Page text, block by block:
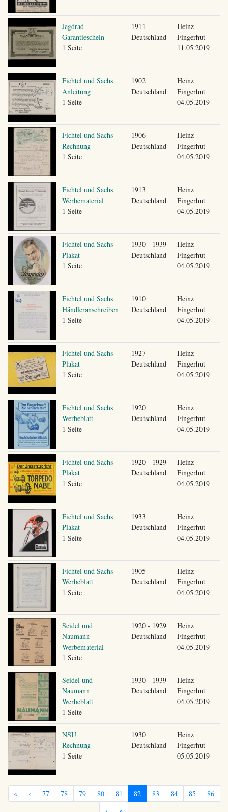
Jagdrad
Garantieschein
1 Seite
1911
Deutschland
Heinz
Fingerhut
11.05.2019
Fichtel und Sachs
Anleitung
1 Seite
1902
Deutschland
Heinz
Fingerhut
04.05.2019
Fichtel und Sachs
Rechnung
1 Seite
1906
Deutschland
Heinz
Fingerhut
04.05.2019
Fichtel und Sachs
Werbematerial
1 Seite
1913
Deutschland
Heinz
Fingerhut
04.05.2019
Fichtel und Sachs
Plakat
1 Seite
1930 - 1939
Deutschland
Heinz
Fingerhut
04.05.2019
Fichtel und Sachs
Händleranschreiben
1 Seite
1910
Deutschland
Heinz
Fingerhut
04.05.2019
Fichtel und Sachs
Plakat
1 Seite
1927
Deutschland
Heinz
Fingerhut
04.05.2019
Fichtel und Sachs
Werbeblatt
1 Seite
1920
Deutschland
Heinz
Fingerhut
04.05.2019
Fichtel und Sachs
Plakat
1 Seite
1920 - 1929
Deutschland
Heinz
Fingerhut
04.05.2019
Fichtel und Sachs
Plakat
1 Seite
1933
Deutschland
Heinz
Fingerhut
04.05.2019
Fichtel und Sachs
Werbeblatt
1 Seite
1905
Deutschland
Heinz
Fingerhut
04.05.2019
Seidel und
Naumann
Werbematerial
1 Seite
1920 - 1929
Deutschland
Heinz
Fingerhut
04.05.2019
Seidel und
Naumann
Werbeblatt
1 Seite
1930 - 1939
Deutschland
Heinz
Fingerhut
04.05.2019
NSU
Rechnung
1 Seite
1930
Deutschland
Heinz
Fingerhut
05.05.2019
« ‹ 77 78 79 80 81 82 83 84 85
86
›
»